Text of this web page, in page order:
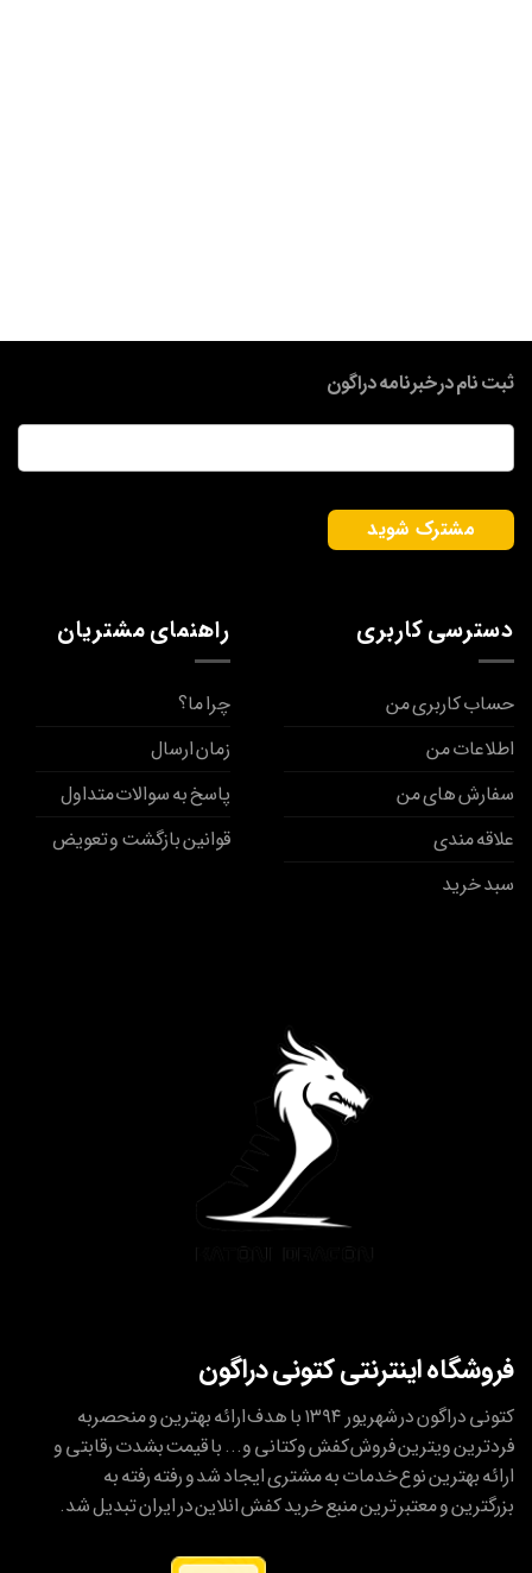
دسترسی کاربری
حساب کاربری من
اطلاعات من
سفارش های من
علاقه مندی
سبد خرید
ثبت نام در خبرنامه دراگون
ایمیل*
راهنمای مشتریان
چرا ما؟
زمان ارسال
پاسخ به سوالات متداول
قوانین بازگشت و تعویض
فروشگاه اینترنتی کتونی دراگون
کتونی دراگون در شهریور ۱۳۹۴ با هدف ارائه بهترین و منحصربه
فردترین ویترین فروش کفش وکتانی و... با قیمت بشدت رقابتی و
ارائه بهترین نوع خدمات به مشتری ایجاد شد و رفته رفته به
بزرگترین و معتبر ترین منبع خرید کفش انلاین در ایران تبدیل شد.